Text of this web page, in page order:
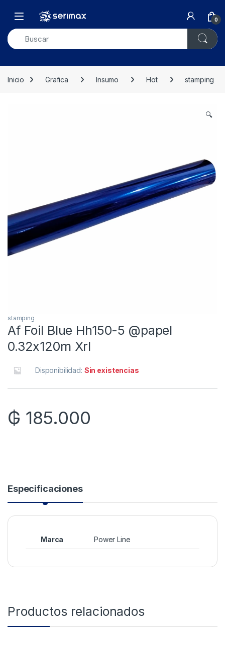
Open 0
Inicio Grafica Insumo Hot stamping
🔍
stamping
Af Foil Blue Hh150-5 @papel
0.32x120m Xrl
Disponibilidad: Sin existencias
₲ 185.000
Especificaciones
Marca Power Line
Productos relacionados